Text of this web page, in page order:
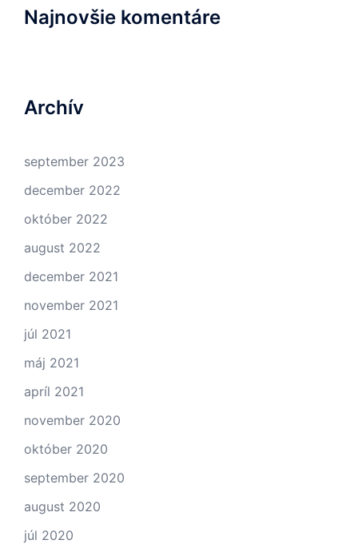
Najnovšie komentáre
Archív
september 2023
december 2022
október 2022
august 2022
december 2021
november 2021
júl 2021
máj 2021
apríl 2021
november 2020
október 2020
september 2020
august 2020
júl 2020